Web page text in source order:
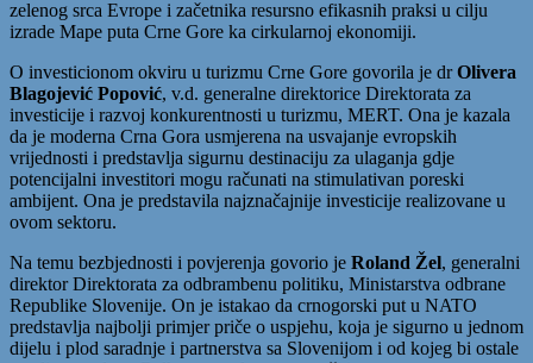
zelenog srca Evrope i začetnika resursno efikasnih praksi u cilju
izrade Mape puta Crne Gore ka cirkularnoj ekonomiji.
O investicionom okviru u turizmu Crne Gore govorila je drOlivera
Blagojević Popović, v.d. generalne direktorice Direktorata za
investicije i razvoj konkurentnosti u turizmu, MERT. Ona je kazala
da je moderna Crna Gora usmjerena na usvajanje evropskih
vrijednosti i predstavlja sigurnu destinaciju za ulaganja gdje
potencijalni investitori mogu računati na stimulativan poreski
ambijent. Ona je predstavila najznačajnije investicije realizovane u
ovom sektoru.
Na temu bezbjednosti i povjerenja govorio je Roland Žel, generalni
direktor Direktorata za odbrambenu politiku, Ministarstva odbrane
Republike Slovenije. On je istakao da crnogorski put u NATO
predstavlja najbolji primjer priče o uspjehu, koja je sigurno u jednom
dijelu i plod saradnje i partnerstva sa Slovenijom i od kojeg bi ostale